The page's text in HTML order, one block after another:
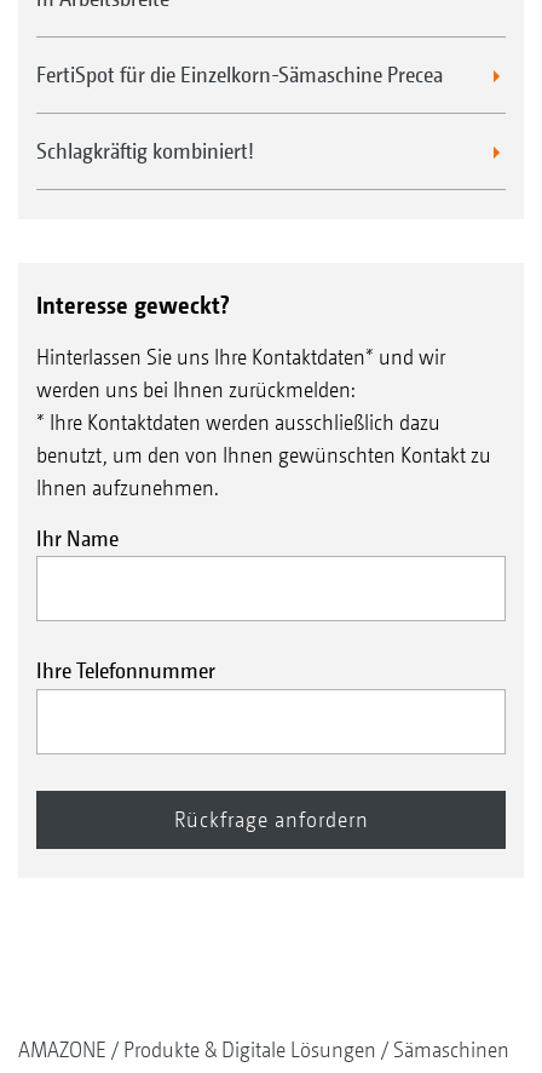
FertiSpot für die Einzelkorn-Sämaschine Precea
Schlagkräftig kombiniert!
Interesse geweckt?
Hinterlassen Sie uns Ihre Kontaktdaten* und wir
werden uns bei Ihnen zurückmelden:
* Ihre Kontaktdaten werden ausschließlich dazu
benutzt, um den von Ihnen gewünschten Kontakt zu
Ihnen aufzunehmen.
Ihr Name
Ihre Telefonnummer
AMAZONE Produkte & Digitale Lösungen
Sämaschinen